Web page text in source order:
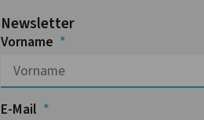
Newsletter
Vorname
E-Mail